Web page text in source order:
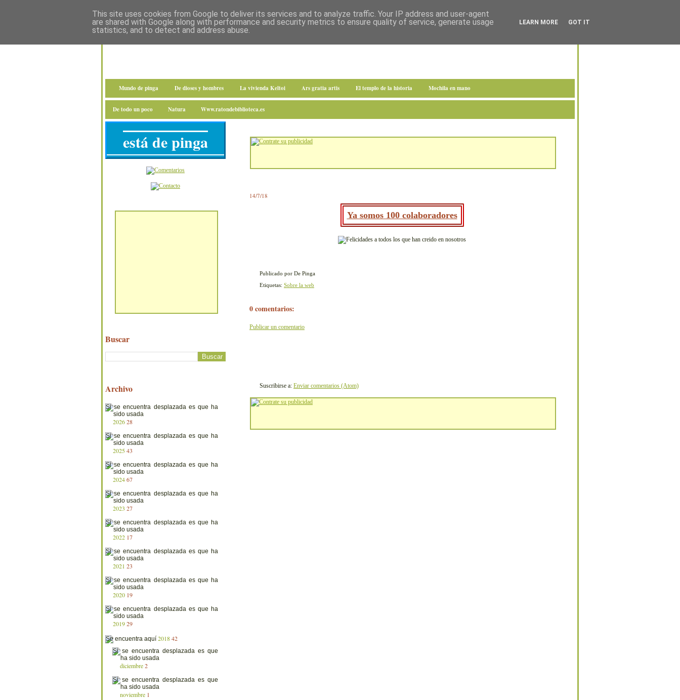
Mundo de pinga De dioses y hombres La vivienda Keltoi Ars gratia artis El templo de la historia Mochila en mano
De todo un poco Natura Www.ratondebiblioteca.es
14/7/18
Ya somos 100 colaboradores
Publicado por De Pinga
Etiquetas: Sobre la web
0 comentarios:
Publicar un comentario
Suscribirse a: Enviar comentarios (Atom)
está de pinga
Buscar
Archivo
202628
202543
202467
2023 27
2022 17
2021 23
2020 19
201929
201842
diciembre 2
noviembre 1
This site uses cookies from Google to deliver its services and to analyze traffic. Your IP address and user-agent
are shared with Google along with performance and security metrics to ensure quality of service, generate usage
statistics, and to detect and address abuse.
LEARN MORE GOT IT